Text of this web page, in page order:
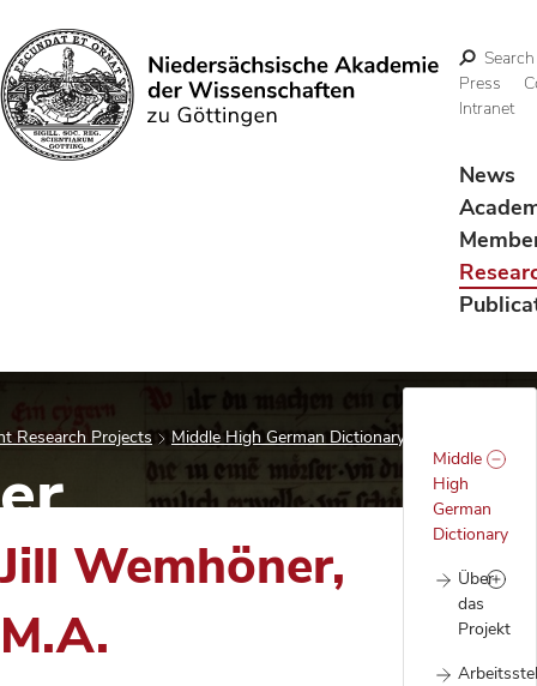
Search
Search
Press
Intranet
News
Research Projects Middle High German Dictionary
Middle
High
German
Dictionary
Über
das
Projekt
Jill Wemhöner,
M.A.